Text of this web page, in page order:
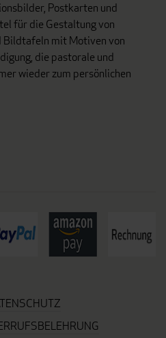
Postkarten und
für die Gestaltung von
mit Motiven von
die pastorale und
wieder zum persönlichen